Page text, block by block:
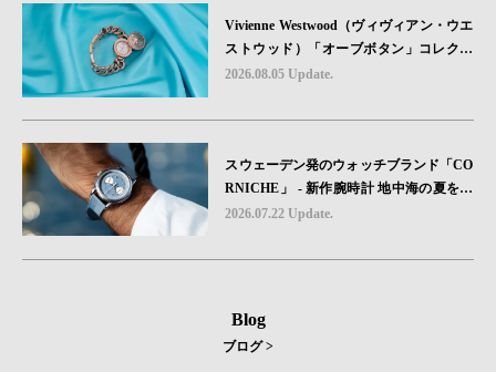
Vivienne Westwood（ヴィヴィアン・ウエ
ストウッド）「オーブボタン」コレクシ
ョンに、⽇本限定カラーのローズゴール
2026.08.05 Update.
スウェーデン発のウォッチブランド「CO
RNICHE」 - 新作腕時計 地中海の夏を映
す、爽やかなブルーダイヤル「Heritage C
2026.07.22 Update.
Blog
ブログ >